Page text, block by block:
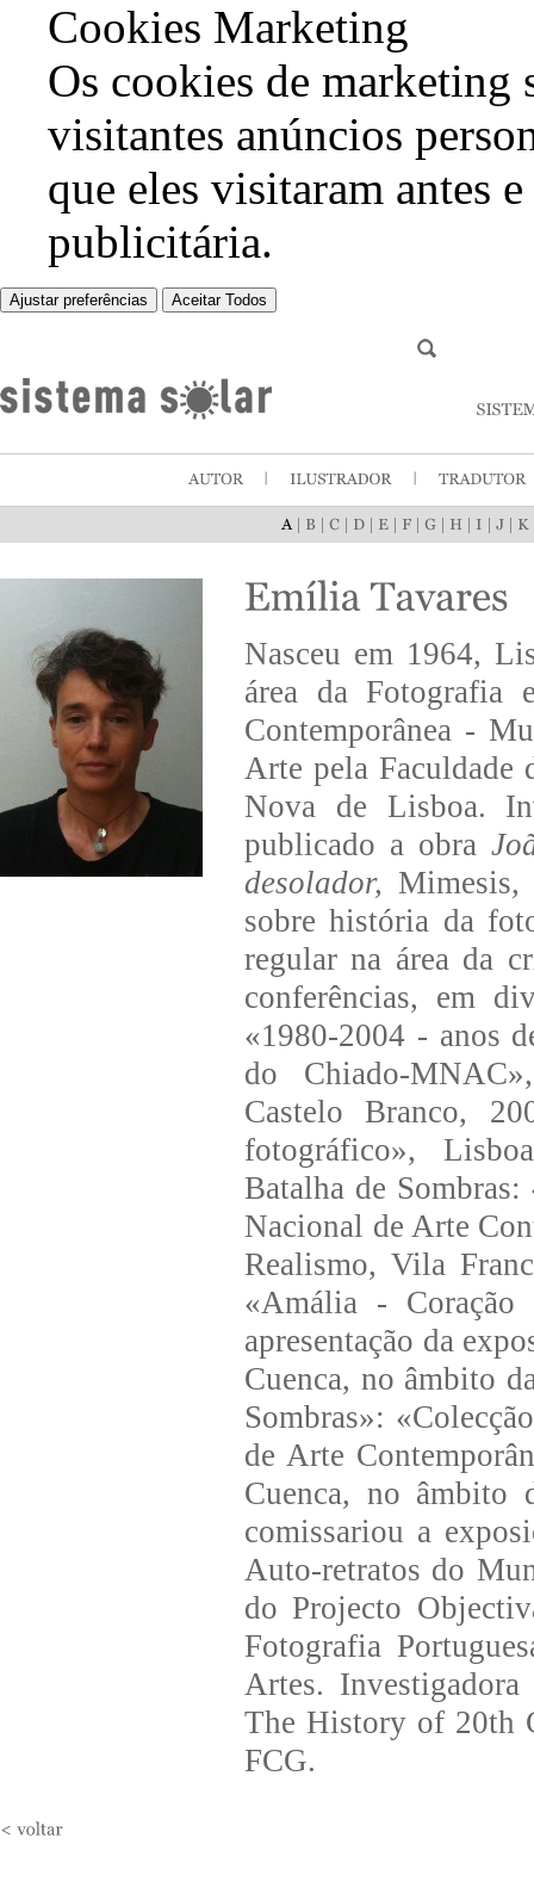
Cookies Marketing
Os cookies de marketing
visitantes anúncios
que eles visitaram antes
publicitária.
Ajustar preferências Aceitar Todos
Nasceu em 1964,
área da Fotografia
Contemporânea -
Arte pela Faculdade
Nova de Lisboa.
publicado a obra
desolador, Mimesis,
sobre história da
regular na área da
conferências, em
«1980-2004 - anos
do Chiado-
Castelo Branco,
fotográfico»,
Batalha de
Nacional de Arte
Realismo, Vila
«Amália - Coração
apresentação da
Cuenca, no âmbito
Sombras»:
de Arte
Cuenca, no âmbito
comissariou a
Auto-retratos do
do Projecto
Fotografia
Artes.
The History of 20th
FCG.